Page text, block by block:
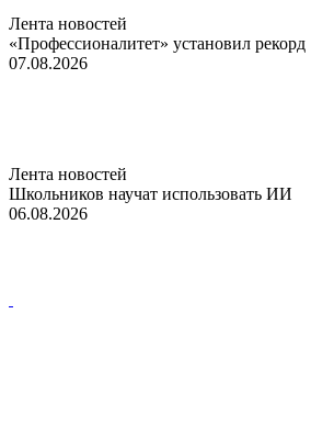
Лента новостей
«Профессионалитет» установил рекорд
07.08.2026
Лента новостей
Школьников научат использовать ИИ
06.08.2026